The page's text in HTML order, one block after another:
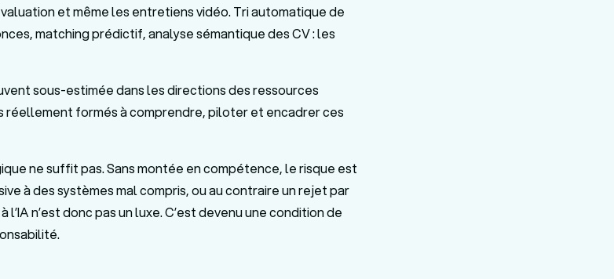
et même les entretiens vidéo. Tri automatique de
matching prédictif, analyse sémantique des CV : les
sous-estimée dans les directions des ressources
réellement formés à comprendre, piloter et encadrer ces
ne suffit pas. Sans montée en compétence, le risque est
à des systèmes mal compris, ou au contraire un rejet par
n’est donc pas un luxe. C’est devenu une condition de